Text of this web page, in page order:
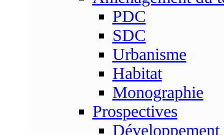
PDC
SDC
Urbanisme
Habitat
Monographie
Prospectives
Développement